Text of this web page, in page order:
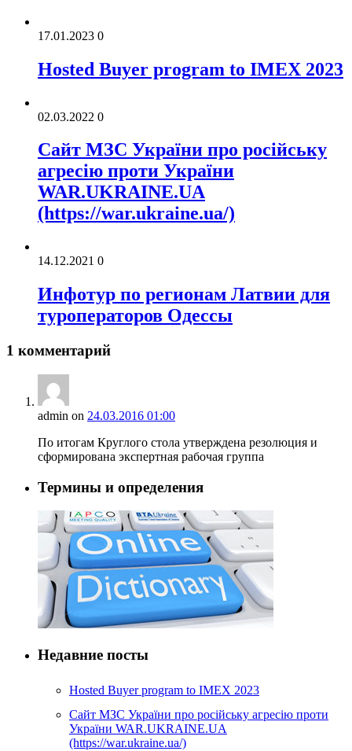
17.01.2023 0
Hosted Buyer program to IMEX 2023
02.03.2022 0
Cайт МЗС України про російську
агресію проти України
WAR.UKRAINE.UA
(https://war.ukraine.ua/)
14.12.2021 0
Инфотур по регионам Латвии для
туроператоров Одессы
1 комментарий
admin on 24.03.2016 01:00
По итогам Круглого стола утверждена резолюция и
сформирована экспертная рабочая группа
Термины и определения
Недавние посты
Hosted Buyer program to IMEX 2023
Cайт МЗС України про російську агресію проти
України WAR.UKRAINE.UA
(https://war.ukraine.ua/)